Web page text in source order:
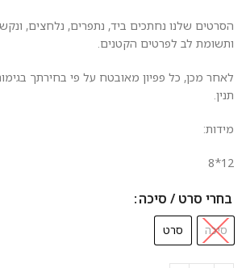
הסרטים שלנו נחתכים ביד, נתפרים, נלחצים,
ותשומת לב לפרטים הקטנים.
לאחר מכן, כל פפיון מאובטח על פי בחירתך
תנין.
מידות:
12*8
בחרי סרט / סיכה
סיכה סרט